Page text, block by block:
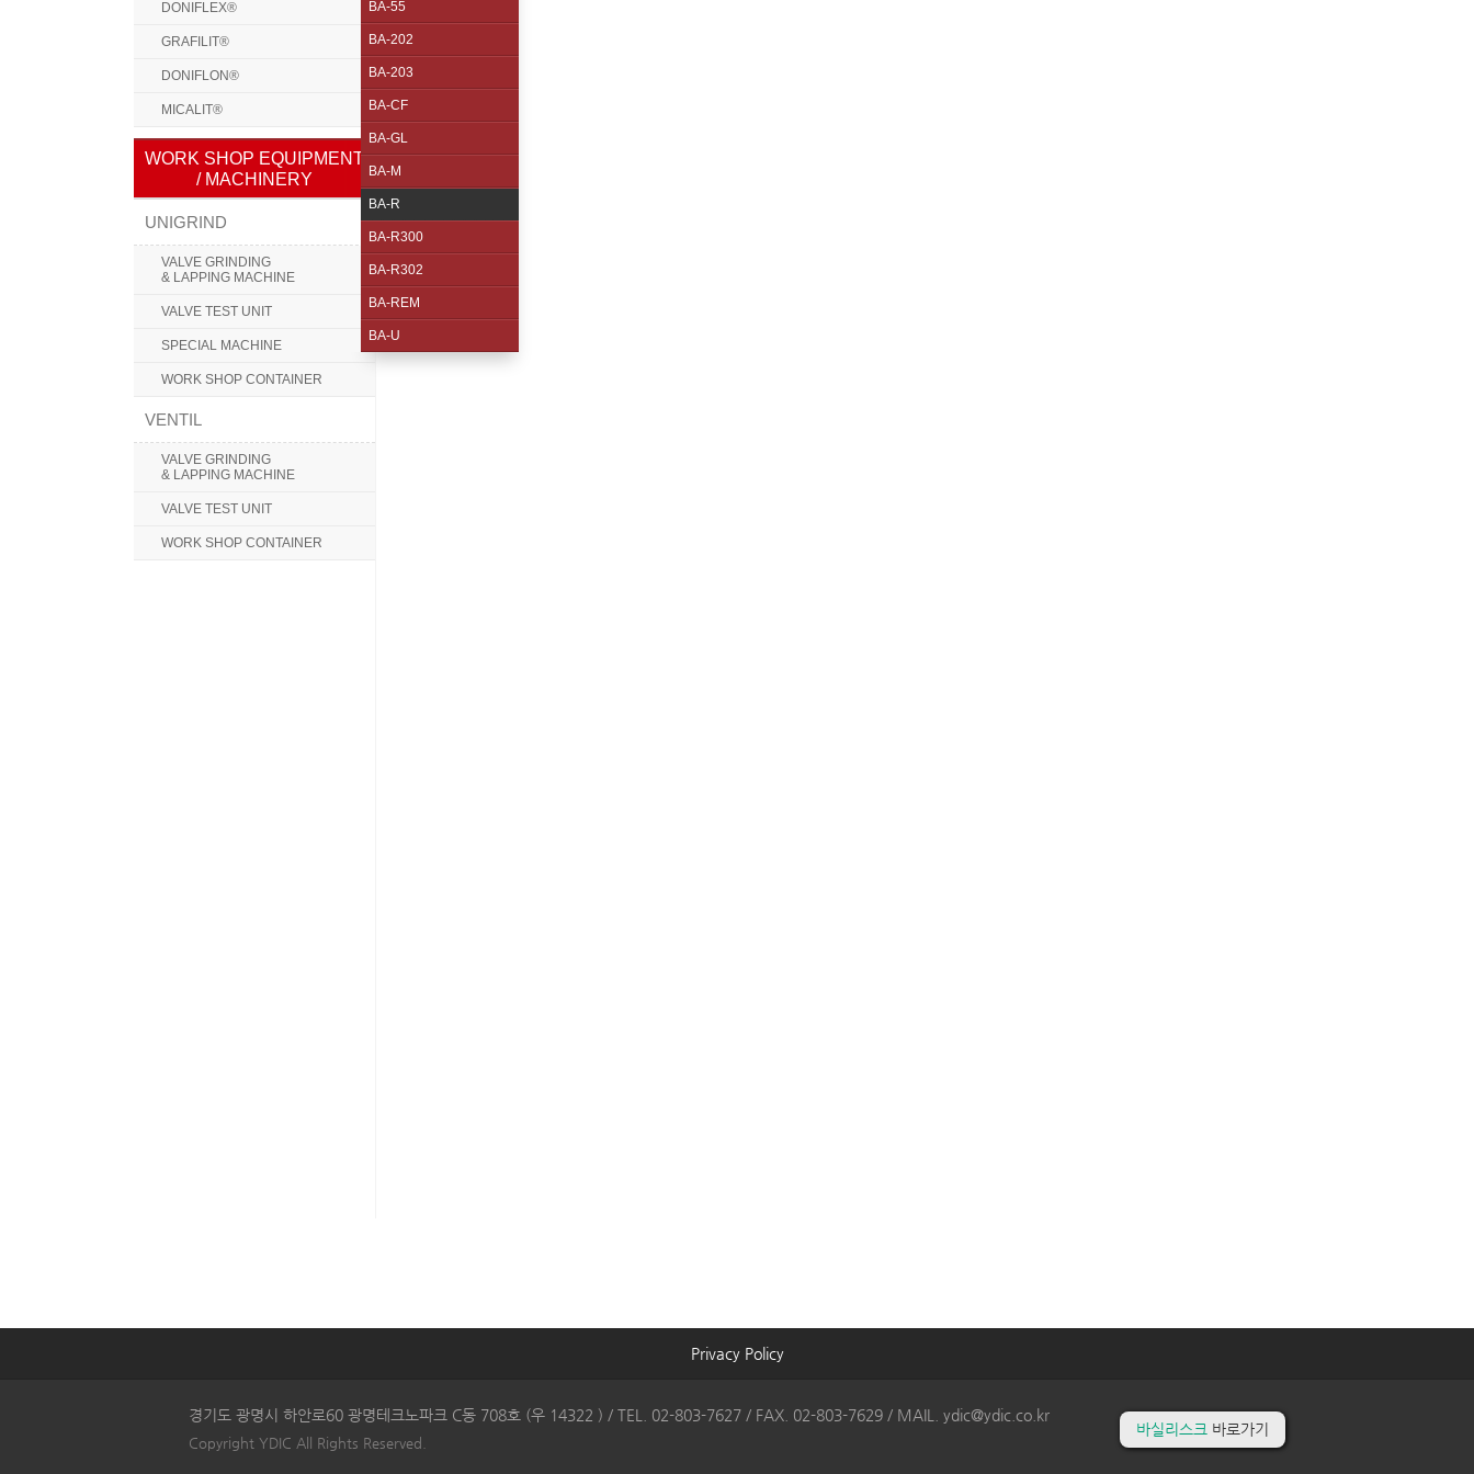
BA-55
BA-202
BA-203
BA-CF
BA-GL
BA-M
BA-R
BA-R300
BA-R302
BA-REM
BA-U
DONIFLEX®
GRAFILIT®
DONIFLON®
MICALIT®
WORK SHOP EQUIPMENT
/ MACHINERY
UNIGRIND
VALVE GRINDING
& LAPPING MACHINE
VALVE TEST UNIT
SPECIAL MACHINE
WORK SHOP CONTAINER
VENTIL
VALVE GRINDING
& LAPPING MACHINE
VALVE TEST UNIT
WORK SHOP CONTAINER
Privacy Policy
경기도 광명시 하안로60 광명테크노파크 C동 708호 (우 14322 ) / TEL. 02-803-7627 / FAX. 02-803-7629 / MAIL. ydic@ydic.co.kr
Copyright YDIC All Rights Reserved.
바실리스크 바로가기